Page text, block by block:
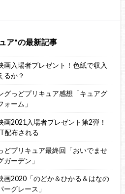
ア の最新記事
画入場者プレゼント！色紙で収入
るか？
グっどプリキュア感想「キュアグ
ォーム」
画2021入場者プレゼント第2弾！
配布される
どプリキュア最終回「おいでませ
ーデン」
画2020「のどか＆ひかる＆はなの
グレース」